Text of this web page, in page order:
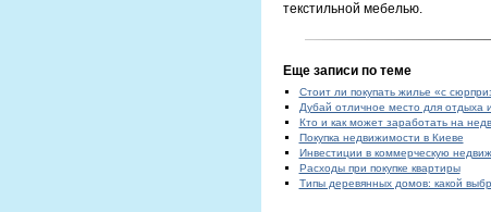
текстильной мебелью.
Еще записи по теме
Стоит ли покупать жилье «с
Дубай отличное место для отдыха
Кто и как может заработать на
Покупка недвижимости в Киеве
Инвестиции в коммерческую
Расходы при покупке квартиры
Типы деревянных домов: какой